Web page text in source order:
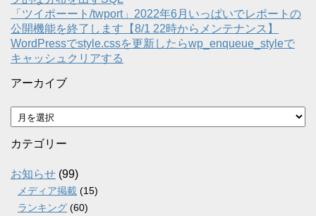
「ツイポーート/twport」2022年6月いっぱいでレポートの
公開機能を終了します【8/1 22時からメンテナンス】
WordPressでstyle.cssを更新したらwp_enqueue_styleで
キャッシュクリアする
アーカイブ
ア
ー
カ
ブ
カテゴリー
お知らせ (99)
メディア掲載 (15)
ランキング (60)